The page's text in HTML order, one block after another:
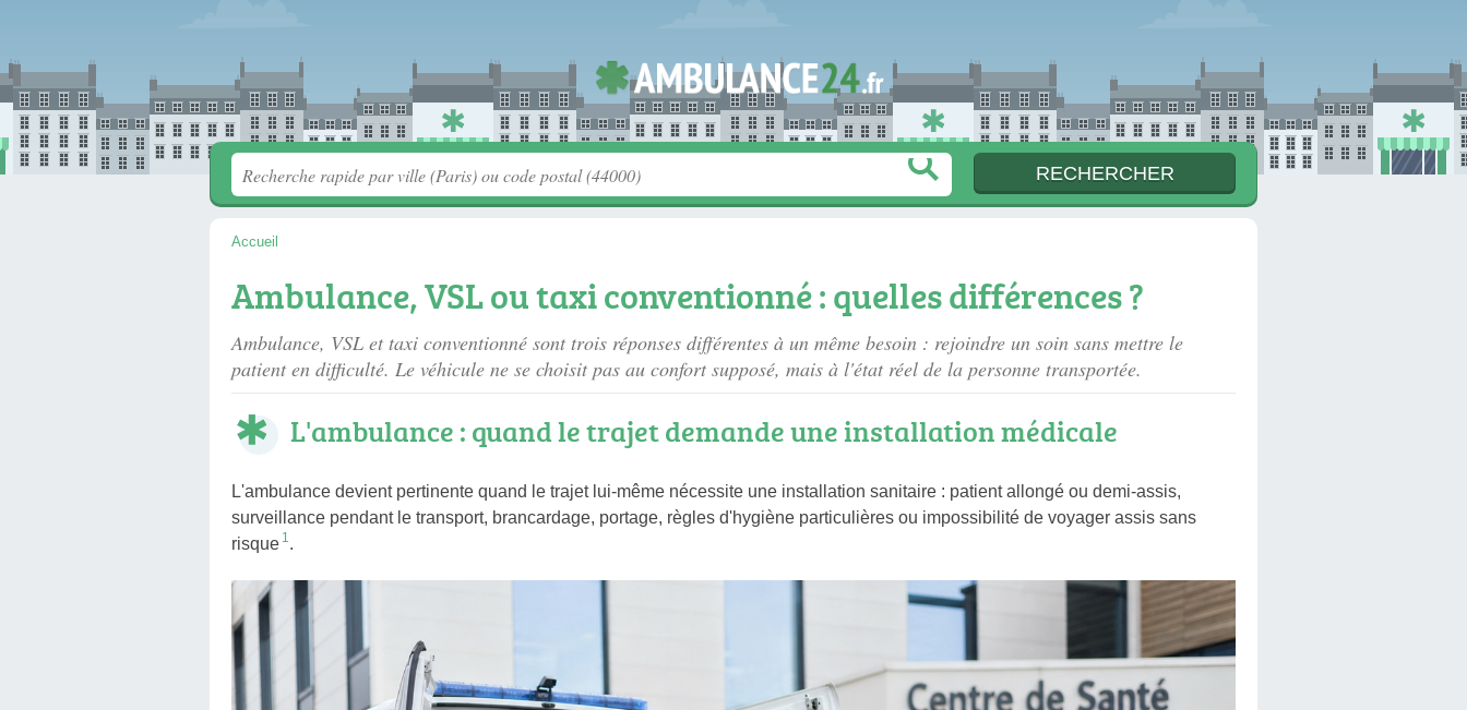
Accueil
Ambulance, VSL ou taxi conventionné : quelles différences ?
Ambulance, VSL et taxi conventionné sont trois réponses différentes à un même besoin : rejoindre un soin sans mettre le
patient en difficulté. Le véhicule ne se choisit pas au confort supposé, mais à l'état réel de la personne transportée.
L'ambulance : quand le trajet demande une installation médicale
L'ambulance devient pertinente quand le trajet lui-même nécessite une installation sanitaire : patient allongé ou demi-assis,
surveillance pendant le transport, brancardage, portage, règles d'hygiène particulières ou impossibilité de voyager assis sans
risque 1.